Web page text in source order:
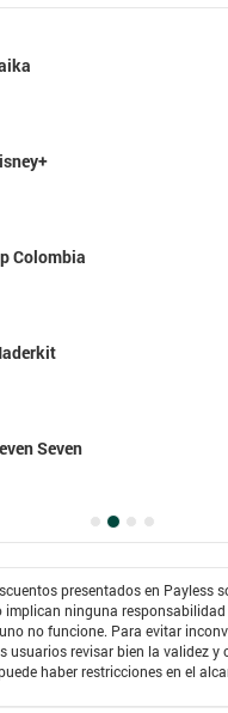
Colombia
Seven
presentados en Payless
implican ninguna
no funcione. Para evitar
usuarios revisar bien la validez y
haber restricciones en el